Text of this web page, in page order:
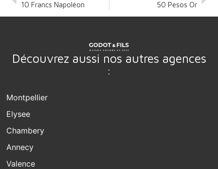
10 Francs Napoléon
50 Pesos Or
Découvrez aussi nos autres agences
:
Montpellier
Elysee
Chambery
Annecy
Valence